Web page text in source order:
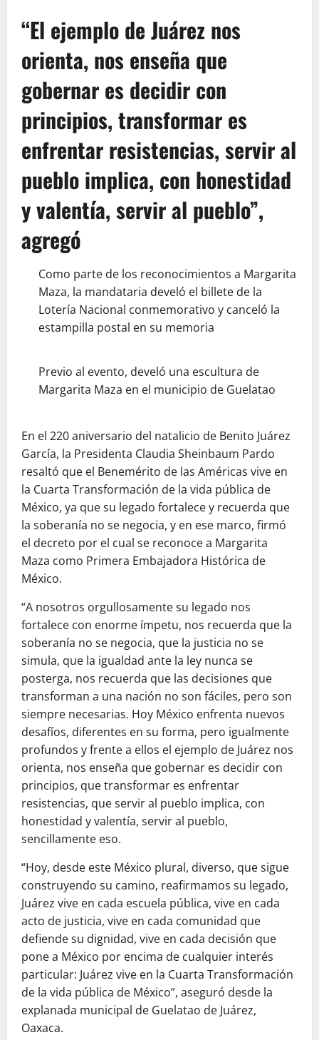
“El ejemplo de Juárez nos
orienta, nos enseña que
gobernar es decidir con
principios, transformar es
enfrentar resistencias, servir al
pueblo implica, con honestidad
y valentía, servir al pueblo”,
agregó
Como parte de los reconocimientos a Margarita
Maza, la mandataria develó el billete de la
Lotería Nacional conmemorativo y canceló la
estampilla postal en su memoria
Previo al evento, develó una escultura de
Margarita Maza en el municipio de Guelatao
En el 220 aniversario del natalicio de Benito Juárez
García, la Presidenta Claudia Sheinbaum Pardo
resaltó que el Benemérito de las Américas vive en
la Cuarta Transformación de la vida pública de
México, ya que su legado fortalece y recuerda que
la soberanía no se negocia, y en ese marco, firmó
el decreto por el cual se reconoce a Margarita
Maza como Primera Embajadora Histórica de
México.
“A nosotros orgullosamente su legado nos
fortalece con enorme ímpetu, nos recuerda que la
soberanía no se negocia, que la justicia no se
simula, que la igualdad ante la ley nunca se
posterga, nos recuerda que las decisiones que
transforman a una nación no son fáciles, pero son
siempre necesarias. Hoy México enfrenta nuevos
desafíos, diferentes en su forma, pero igualmente
profundos y frente a ellos el ejemplo de Juárez nos
orienta, nos enseña que gobernar es decidir con
principios, que transformar es enfrentar
resistencias, que servir al pueblo implica, con
honestidad y valentía, servir al pueblo,
sencillamente eso.
“Hoy, desde este México plural, diverso, que sigue
construyendo su camino, reafirmamos su legado,
Juárez vive en cada escuela pública, vive en cada
acto de justicia, vive en cada comunidad que
defiende su dignidad, vive en cada decisión que
pone a México por encima de cualquier interés
particular: Juárez vive en la Cuarta Transformación
de la vida pública de México”, aseguró desde la
explanada municipal de Guelatao de Juárez,
Oaxaca.